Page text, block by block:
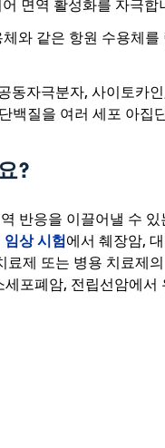
면역 활성화를 자극합
와 같은 항원 수용체를
동자극분자, 사이토카
백질을 여러 세포 아집
?
반응을 이끌어낼 수 있
상 시험에서 췌장암,
제 또는 병용 치료제
포폐암, 전립선암에서